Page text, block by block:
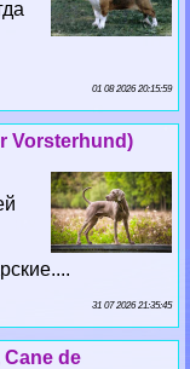
01 08 2026 20:15:59
Vorsterhund)
31 07 2026 21:35:45
de